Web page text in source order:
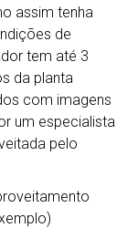
assim tenha
de
tem até 3
da planta
com imagens
um especialista
pelo